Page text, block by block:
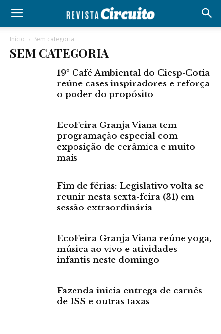
Início Sem categoria
SEM CATEGORIA
19º Café Ambiental do Ciesp-Cotia
reúne cases inspiradores e reforça
o poder do propósito
EcoFeira Granja Viana tem
programação especial com
exposição de cerâmica e muito
mais
Fim de férias: Legislativo volta se
reunir nesta sexta-feira (31) em
sessão extraordinária
EcoFeira Granja Viana reúne yoga,
música ao vivo e atividades
infantis neste domingo
Fazenda inicia entrega de carnês
de ISS e outras taxas